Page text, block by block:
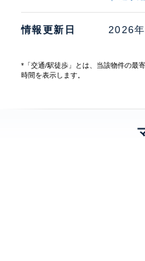
情報更新日 2026
*「交通/駅徒歩」とは、当該物件の最
時間を表示します。